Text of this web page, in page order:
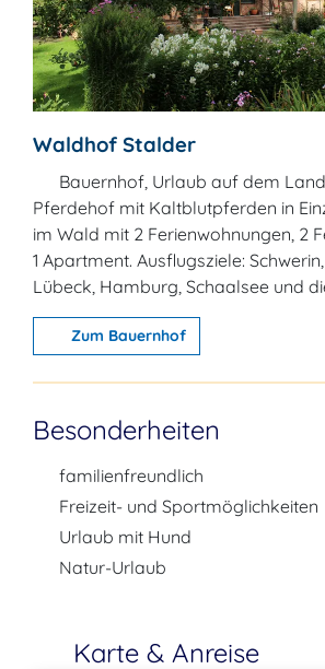
Waldhof Stalder
Bauernhof, Urlaub auf dem
Pferdehof mit Kaltblutpferden in
im Wald mit 2 Ferienwohnungen, 2
1 Apartment. Ausflugsziele:
Lübeck, Hamburg, Schaalsee und
Zum Bauernhof
Besonderheiten
familienfreundlich
Freizeit- und Sportmöglichkeiten
Urlaub mit Hund
Natur-Urlaub
Karte & Anreise